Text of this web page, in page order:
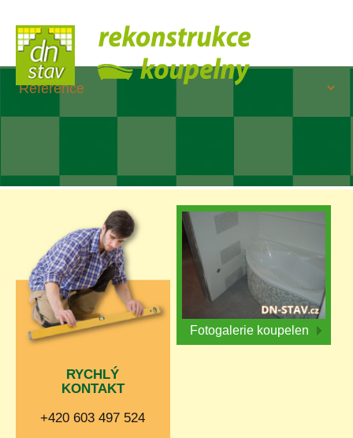
RYCHLÝ
KONTAKT
+420 603 497 524
Fotogalerie koupelen